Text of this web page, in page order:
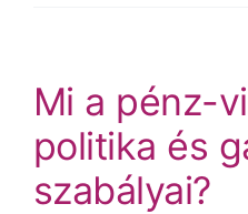
Mi a pénz-
politika és
szabályai?